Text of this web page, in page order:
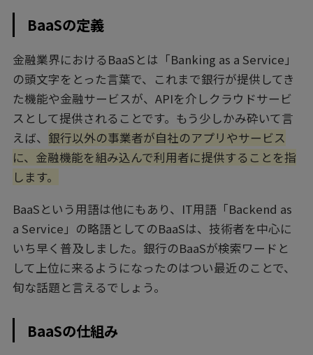
BaaSの定義
金融業界におけるBaaSとは「Banking as a Service」
の頭文字をとった言葉で、これまで銀行が提供してき
た機能や金融サービスが、APIを介しクラウドサービ
スとして提供されることです。もう少しかみ砕いて言
えば、 銀行以外の事業者が自社のアプリやサービス
に、金融機能を組み込んで利用者に提供することを指
します。
BaaSという用語は他にもあり、IT用語「Backend as
a Service」の略語としてのBaaSは、技術者を中心に
いち早く普及しました。銀行のBaaSが検索ワードと
して上位に来るようになったのはつい最近のことで、
旬な話題と言えるでしょう。
BaaSの仕組み